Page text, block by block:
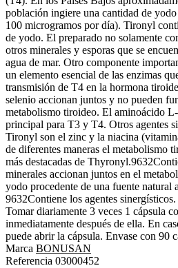
población ingiere una cantidad de
100 microgramos por día). Tironyl
de yodo. El preparado no solamente
otros minerales y esporas que se
agua de mar. Otro componente
un elemento esencial de las enzimas
transmisión de T4 en la hormona
selenio accionan juntos y no pueden
metabolismo tiroideo. El aminoácido
principal para T3 y T4. Otros agentes
Tironyl son el zinc y la niacina
de diferentes maneras el metabolismo
más destacadas de
minerales accionan juntos en el
yodo procedente de una fuente natural
9632Contiene los agentes
Tomar diariamente 3 veces 1 cápsula
inmediatamente después de ella. En
puede abrir la cápsula. Envase con 90
Marca BONUSAN
Referencia 03000452